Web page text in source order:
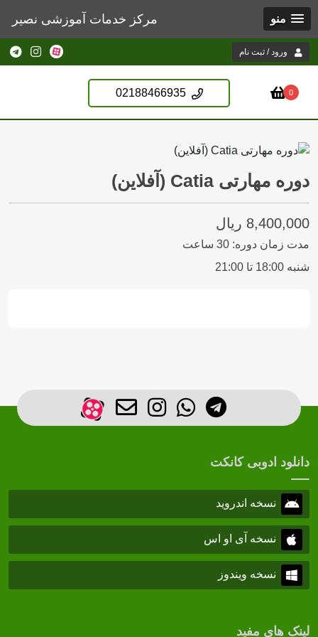
مرکز خدمات آموزشی نصیر منو
ورود / ثبت نام
0
02188466935
دوره مهارتی Catia (آفلاین)
8,400,000 ریال
مدت زمان دوره: 30 ساعت
شنبه 18:00 تا 21:00
دانلود ادوبی کانکت
نسخه اندروید
نسخه آی او اس
نسخه ویندوز
لینک های مفید